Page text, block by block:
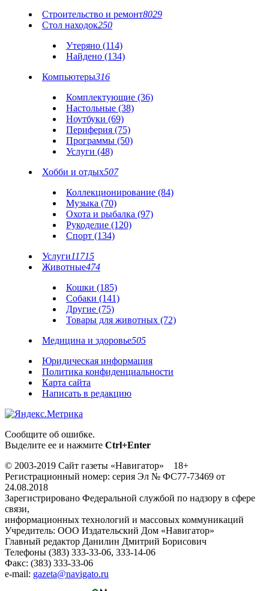
Строительство и ремонт8029
Стол находок250
Утеряно (114)
Найдено (134)
Компьютеры316
Комплектующие (36)
Настольные (38)
Ноутбуки (69)
Периферия (75)
Программы (50)
Услуги (48)
Хобби и отдых507
Коллекционирование (84)
Музыка (70)
Охота и рыбалка (97)
Рукоделие (120)
Спорт (134)
Услуги11715
Животные474
Кошки (185)
Собаки (141)
Другие (75)
Товары для животных (72)
Медицина и здоровье505
Юридическая информация
Политика конфиденциальности
Карта сайта
Написать в редакцию
Сообщите об ошибке.
Выделите ее и нажмите Ctrl+Enter
© 2003-2019 Сайт газеты «Навигатор» 18+
Регистрационный номер: серия Эл № ФС77-73469 от
24.08.2018
Зарегистрировано Федеральной службой по надзору в сфере
связи,
информационных технологий и массовых коммуникаций
Учредитель: ООО Издательский Дом «Навигатор»
Главный редактор Данилин Дмитрий Борисович
Телефоны (383) 333-33-06, 333-14-06
Факс: (383) 333-33-06
e-mail: gazeta@navigato.ru